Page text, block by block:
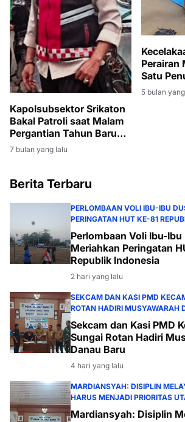
Kapolsubsektor Srikaton
Bakal Patroli saat Malam
Pergantian Tahun Baru
2026
7 bulan yang lalu
Perairan
Satu
5 bulan
Berita Terbaru
PERLOMBAAN VOLI IBU-IBU
PERINGATAN HUT KE-81
Perlombaan Voli Ibu-Ibu
Meriahkan Peringatan
Republik Indonesia
2 hari yang lalu
SEKCAM DAN KASI PMD
ROTAN HADIRI MUSYAWARAH
Sekcam dan Kasi PMD
Sungai Rotan Hadiri
Danau Baru
4 hari yang lalu
MARDIANSYAH: DISIPLIN
HARUS MENJADI PRIORITAS
Mardiansyah: Disiplin